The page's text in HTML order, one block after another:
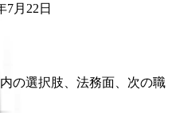
7月22日
の選択肢、法務面、次の職